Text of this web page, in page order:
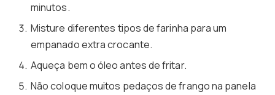
minutos.
Misture diferentes tipos de farinha para um
empanado extra crocante.
Aqueça bem o óleo antes de fritar.
Não coloque muitos pedaços de frango na panela